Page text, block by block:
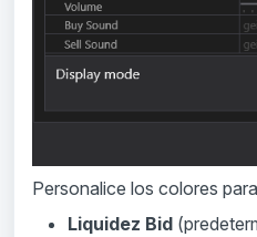
Personalice los colores
Liquidez Bid